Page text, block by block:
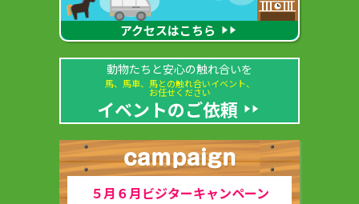
アクセスはこちら
動物たちと安心の触れ合いを
馬、馬車、馬との触れ合いイベント、
お任せください
イベントのご依頼
５月６月ビジターキャンペーン